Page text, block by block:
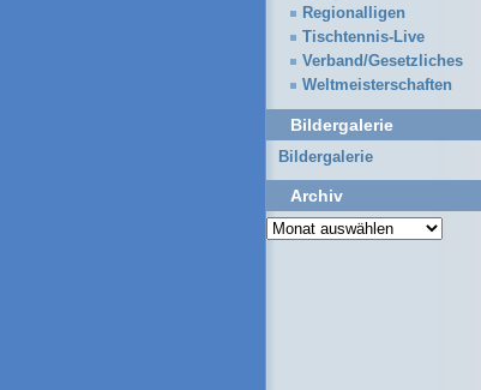
Regionalligen
Tischtennis-Live
Verband/Gesetzliches
Weltmeisterschaften
Bildergalerie
Bildergalerie
Archiv
Archiv